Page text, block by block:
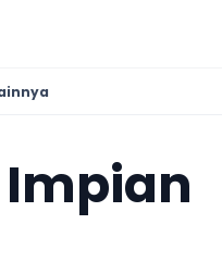
Impian